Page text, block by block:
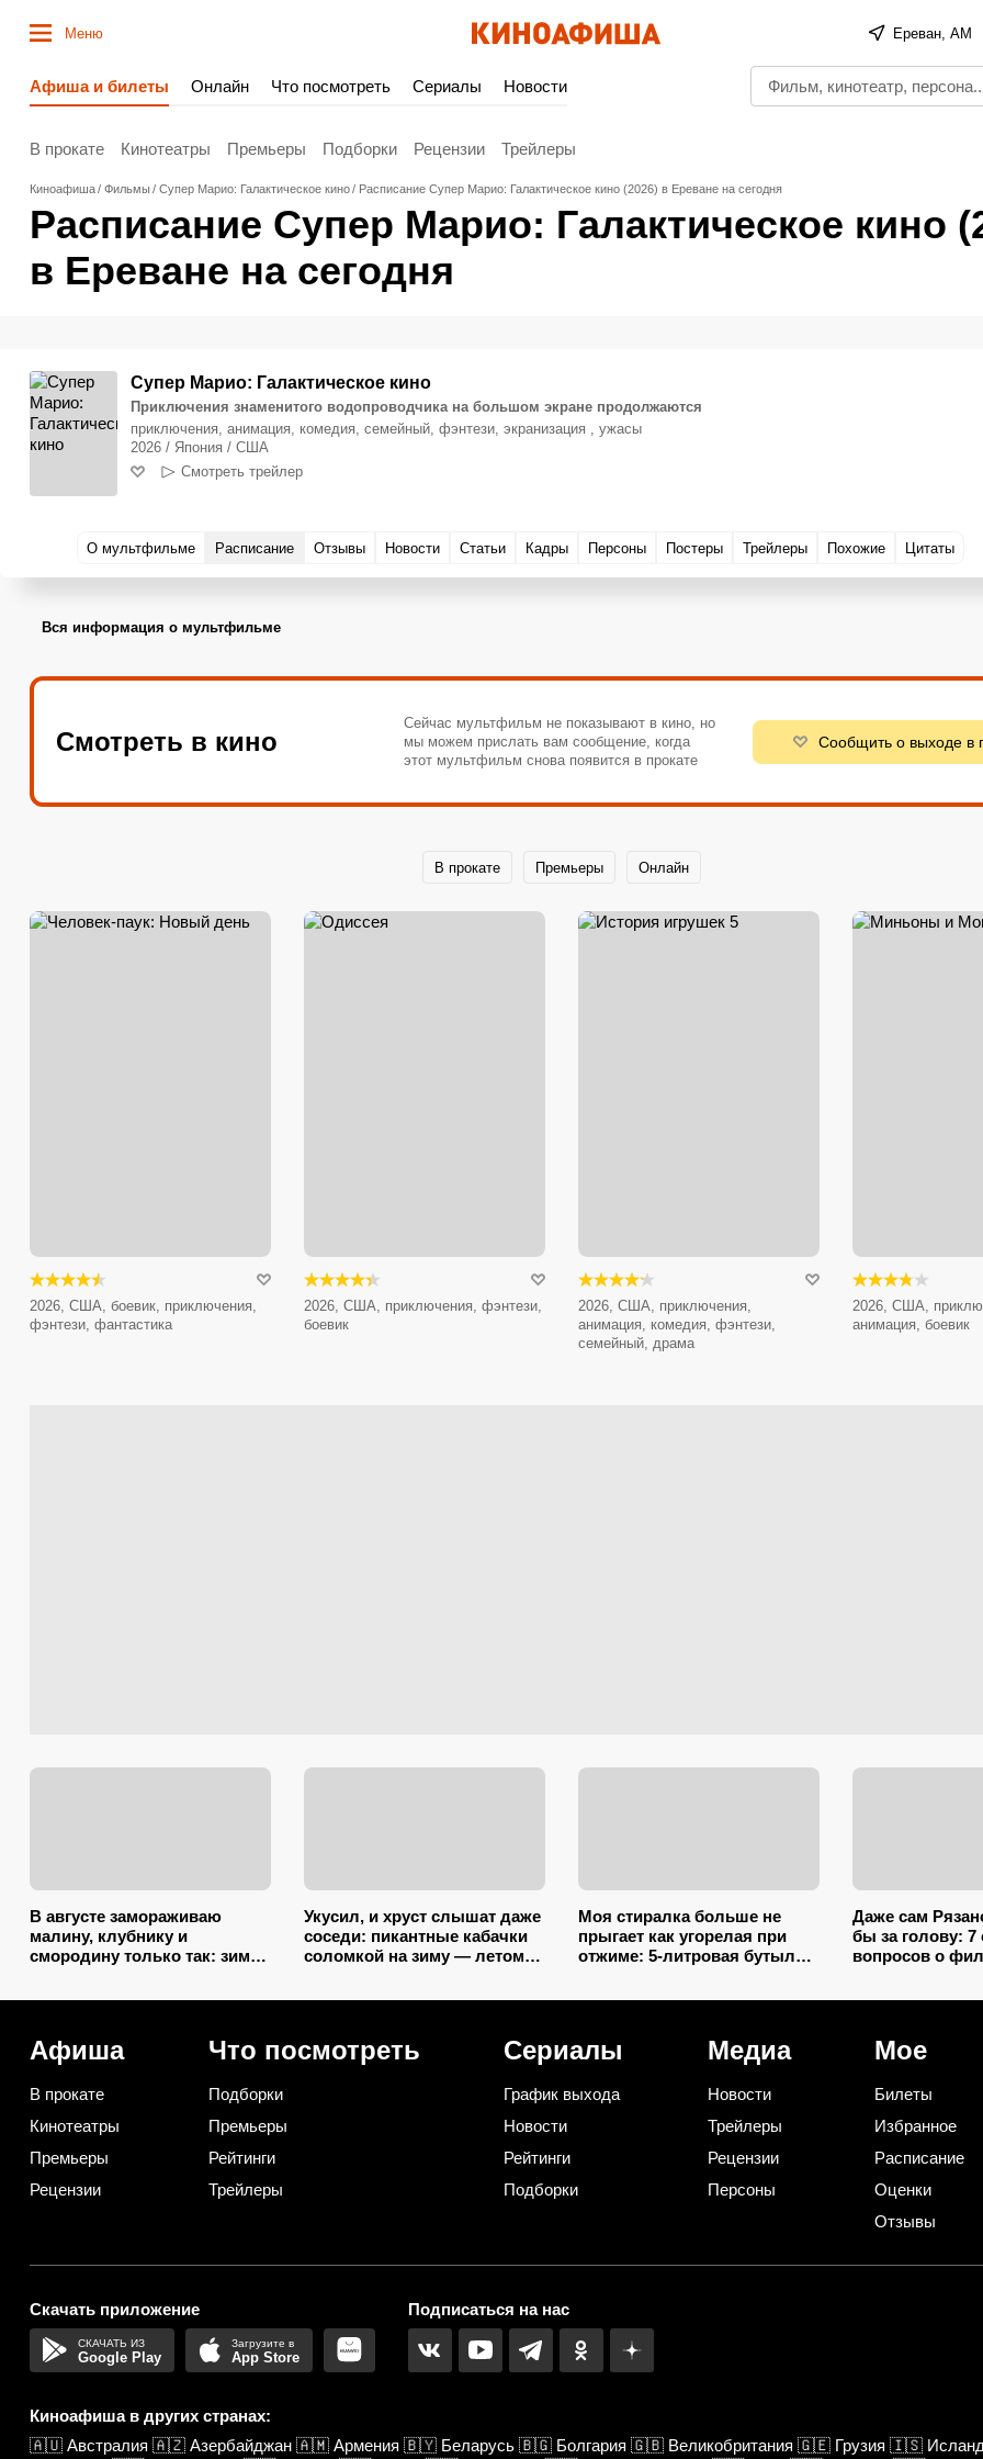
Меню Ереван, AM
Афиша и билеты Онлайн Что посмотреть Сериалы Новости
В прокате Кинотеатры Премьеры Подборки Рецензии Трейлеры
Киноафиша Фильмы Супер Марио: Галактическое кино Расписание Супер Марио: Галактическое кино (2026) в Ереване на сегодня
Расписание Супер Марио: Галактическое кино
в Ереване на сегодня
Супер Марио: Галактическое кино
Приключения знаменитого водопроводчика на большом экране продолжаются
приключения, анимация, комедия, семейный, фэнтези, экранизация , ужасы
2026 / Япония / США
Смотреть трейлер
О мультфильме Расписание Отзывы Новости Статьи Кадры Персоны Постеры Трейлеры Похожие Цитаты
Вся информация о мультфильме
Смотреть в кино
Сейчас мультфильм не показывают в кино, но
мы можем прислать вам сообщение, когда
этот мультфильм снова появится в прокате
Сообщить о выходе в
В прокате Премьеры Онлайн
2026, США, боевик, приключения,
фэнтези, фантастика
2026, США, приключения, фэнтези,
боевик
2026, США, приключения,
анимация, комедия, фэнтези,
семейный, драма
2026, США,
анимация, боевик
В августе замораживаю
малину, клубнику и
смородину только так: зимой
Укусил, и хруст слышат даже
соседи: пикантные кабачки
соломкой на зиму — летом
Моя стиралка больше не
прыгает как угорелая при
отжиме: 5-литровая бутылка
Даже сам
бы за голову:
вопросов о
Афиша
В прокате
Кинотеатры
Премьеры
Рецензии
Что посмотреть
Подборки
Премьеры
Рейтинги
Трейлеры
Сериалы
График выхода
Новости
Рейтинги
Подборки
Медиа
Новости
Трейлеры
Рецензии
Персоны
Мое
Билеты
Избранное
Расписание
Оценки
Отзывы
Скачать приложение
Google Play App Store
Подписаться на нас
Киноафиша в других странах:
🇦🇺 Австралия 🇦🇿 Азербайджан 🇦🇲 Армения 🇧🇾 Беларусь 🇧🇬 Болгария 🇬🇧 Великобритания 🇬🇪 Грузия 🇮🇸